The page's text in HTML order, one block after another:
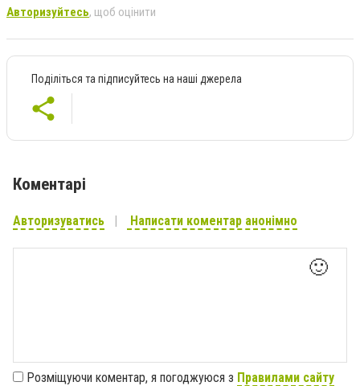
Авторизуйтесь, щоб оцінити
Поділіться та підписуйтесь на наші джерела
Коментарі
Авторизуватись Написати коментар анонімно
🙂
Розміщуючи коментар, я погоджуюся з Правилами сайту